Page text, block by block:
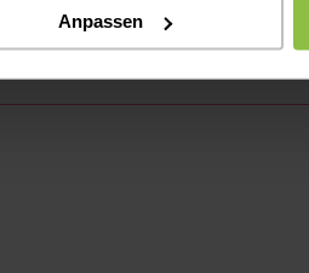
Anpassen
Entwicklungprofitiert.